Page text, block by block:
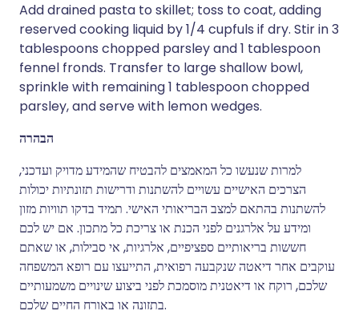
Add drained pasta to skillet; toss to coat, adding
reserved cooking liquid by 1/4 cupfuls if dry. Stir in 3
tablespoons chopped parsley and 1 tablespoon
fennel fronds. Transfer to large shallow bowl,
sprinkle with remaining 1 tablespoon chopped
parsley, and serve with lemon wedges.
הבהרה
למרות שנעשו כל המאמצים להבטיח שהמידע מדויק ועדכני,
הצרכים האישיים עשויים להשתנות ודרישות תזונתיות יכולות
להשתנות בהתאם למצב הבריאותי האישי. תמיד בדקו תוויות מזון
ומידע על אלרגנים לפני הכנת או צריכת כל מתכון. אם יש לכם
חששות בריאותיים ספציפיים, אלרגיות, אי סבילות, או שאתם
עוקבים אחר דיאטה שנקבעה רפואית, התייעצו עם רופא המשפחה
שלכם, רוקח או דיאטנית מוסמכת לפני ביצוע שינויים משמעותיים
בתזונה או באורח החיים שלכם.